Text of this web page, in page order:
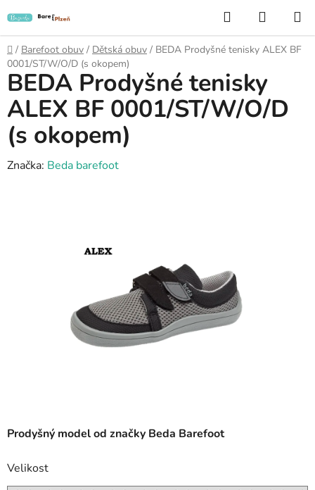
na
obsah
Hledat
KOŠÍK
Domů
/ Barefoot obuv / Dětská obuv / BEDA Prodyšné tenisky ALEX BF
0001/ST/W/O/D (s okopem)
Prodyšný model od značky Beda Barefoot
Velikost
BEDA Prodyšné tenisky
ALEX BF 0001/ST/W/O/D
(s okopem)
Značka: Beda barefoot